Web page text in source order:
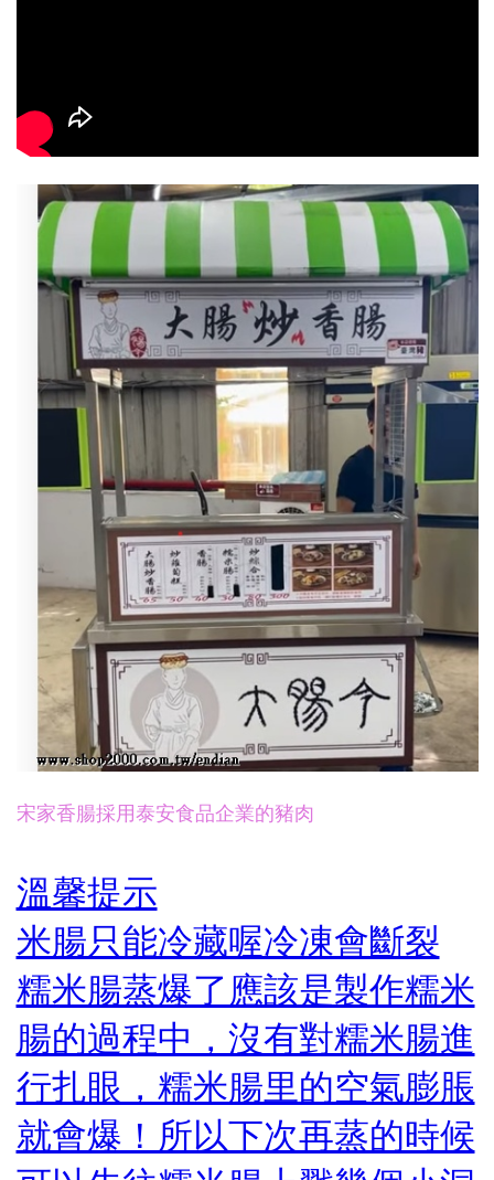
宋家香腸採用泰安食品企業的豬肉
溫馨提示
米腸只能冷藏喔冷凍會斷裂
糯米腸蒸爆了應該是製作糯米
腸的過程中，沒有對糯米腸進
行扎眼，糯米腸里的空氣膨脹
就會爆！所以下次再蒸的時候